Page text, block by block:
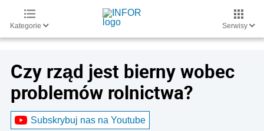
Kategorie Serwisy
Czy rząd jest bierny wobec
problemów rolnictwa?
Subskrybuj nas na Youtube